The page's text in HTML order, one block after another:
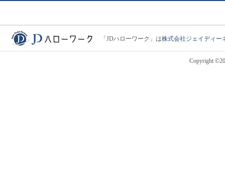
「JDハローワーク」は株式会社ジェイディー
Copyright